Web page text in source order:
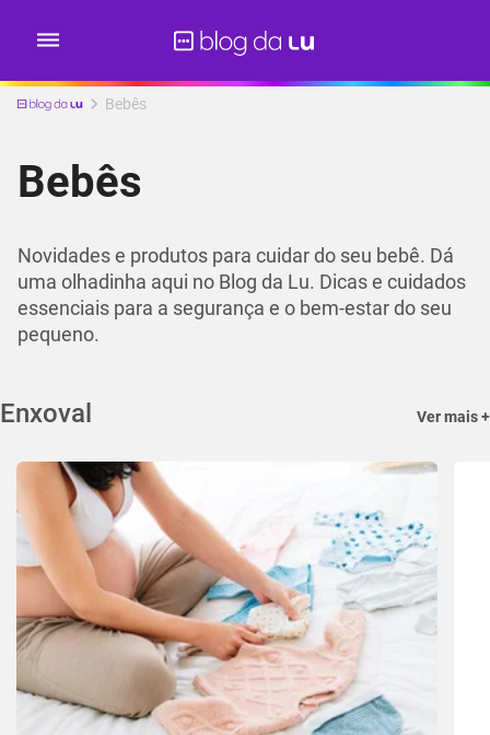
Bebês
Bebês
Novidades e produtos para cuidar do seu bebê. Dá
uma olhadinha aqui no Blog da Lu. Dicas e cuidados
essenciais para a segurança e o bem-estar do seu
pequeno.
Enxoval Ver mais +